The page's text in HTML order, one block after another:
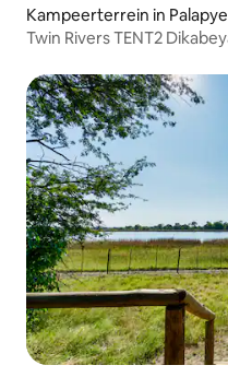
Kampeerterrein in Palapye
Twin Rivers TENT2